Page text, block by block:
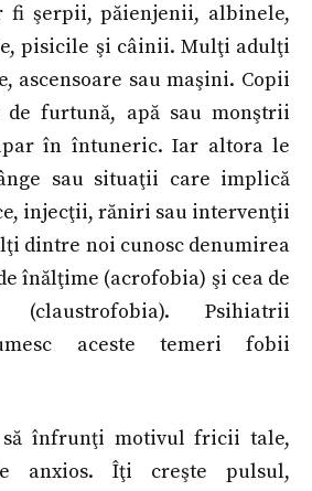
fi şerpii, păienjenii, albinele,
pisicile şi câinii. Mulţi adulţi
ascensoare sau maşini. Copii
furtună, apă sau monştrii
în întuneric. Iar altora le
sau situaţii care implică
injecţii, răniri sau intervenţii
dintre noi cunosc denumirea
înălţime (acrofobia) şi cea de
Psihiatrii
aceste temeri fobii
să înfrunţi motivul fricii tale,
anxios. Îţi creşte pulsul,